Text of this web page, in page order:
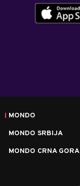
MONDO
MONDO SRBIJA
MONDO CRNA GORA